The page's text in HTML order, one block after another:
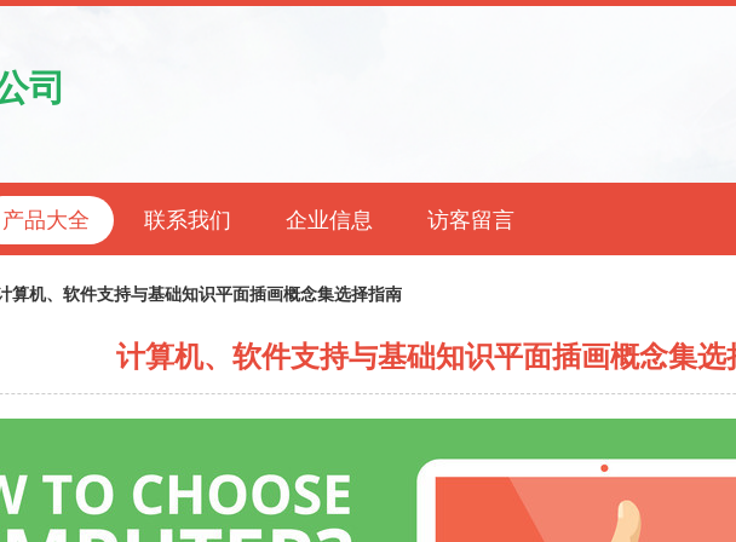
司
产品大全 联系我们 企业信息 访客留言
算机、软件支持与基础知识平面插画概念集选择指南
计算机、软件支持与基础知识平面插画概念集选